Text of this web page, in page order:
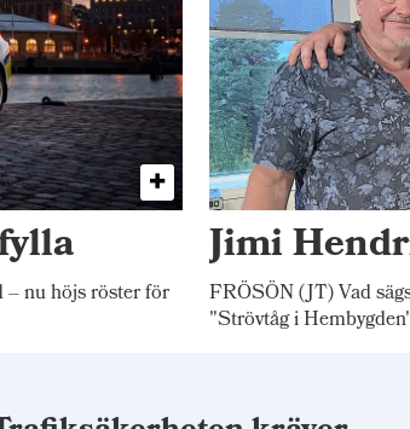
nu höjs röster för
Jimi
FRÖSÖN (JT) Vad
"Strövtåg i